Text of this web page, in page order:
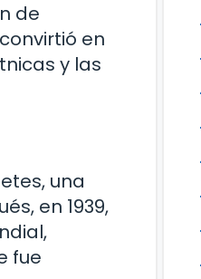
de
en
y las
una
en 1939,
fue